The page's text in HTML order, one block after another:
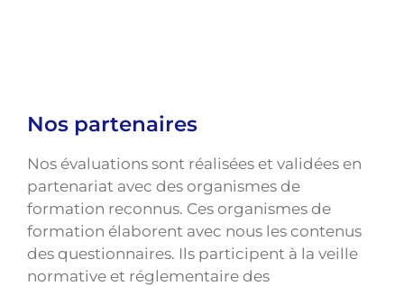
Nos partenaires
Nos évaluations sont réalisées et validées en
partenariat avec des organismes de
formation reconnus. Ces organismes de
formation élaborent avec nous les contenus
des questionnaires. Ils participent à la veille
normative et réglementaire des